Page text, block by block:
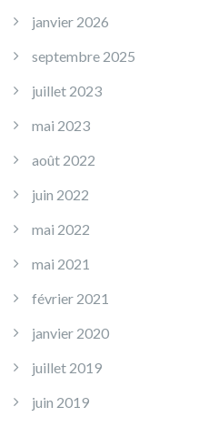
janvier 2026
septembre 2025
juillet 2023
mai 2023
août 2022
juin 2022
mai 2022
mai 2021
février 2021
janvier 2020
juillet 2019
juin 2019